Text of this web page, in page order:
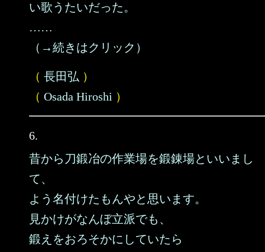
い歌うたいだった。
……
（→続きはクリック）
（ 長田弘 ）
（ Osada Hiroshi ）
6.
昔から刀鍛冶の作業場を鍛錬場といいまし
て、
よう名付けたもんやと思います。
見かけがなんぼ立派でも、
鍛えをおろそかにしていたら